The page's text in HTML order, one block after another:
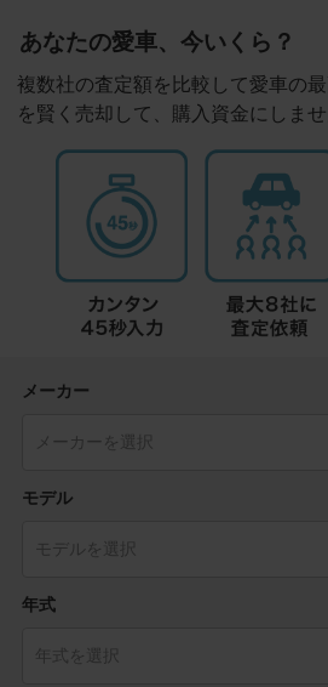
あなたの愛車、今いくら？
複数社の査定額を比較して愛車の
を賢く売却して、購入資金にしませ
メーカー
モデル
年式